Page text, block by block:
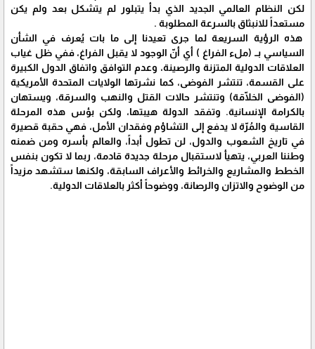
لكن النظام العالمي الجديد الذي بدأ يتبلور لم يتشكل بعد ولم يكن
مستعداً للانبثاق بالسرعة المطلوبة .
هذه الرؤية السريعة لما جرى تعيدنا إلى ما بات يُعرف في الشأن
السياسي بــ (ملء الفراغ ) أي أنّ الوجود لا يقبل الفراغ، ففي ظل غياب
العلاقات الدولية المتزنة والرصينة، وعدم التوافق واتفاق الدول الكبيرة
على القسمة، تنتشر الفوضى، كما نشرتها الولايات المتحدة الأمريكية
(الفوضى الخلّاقة) وتنتشر حالات القتل والنهب والسرقة، ويستهان
بالكرامة الإنسانية. وتفقد الدولة هيبتها، ولكن بؤس هذه المرحلة
القاسية والمُرّة لا يدفع إلى التشاؤم وفقدان الأمل، فهي حقبة قصيرة
في تاريخ الشعوب والدول، لن تطول أبداً، والعالم بأسره ومن ضمنه
وطننا العربي، يتهيأ لاستقبال مرحلة جديدة قادمة، ربما لا تكون بنفس
الخطط والمشاريع والخرائط والأعراف السابقة، ولكنها ستشهد مزيداً
من الوضوح والاتزان والرصانة، ووضوحاً أكثر بالعلاقات الدولية.